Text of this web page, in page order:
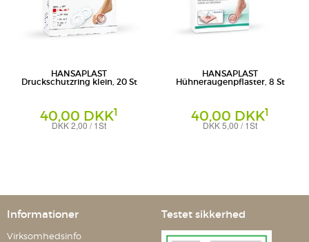
HANSAPLAST
Druckschutzring klein, 20 St
40,00 DKK1
DKK 2,00 / 1St
HANSAPLAST
Hühneraugenpflaster, 8 St
40,00 DKK1
DKK 5,00 / 1St
Informationer
Virksomhedsinfo
Testet sikkerhed